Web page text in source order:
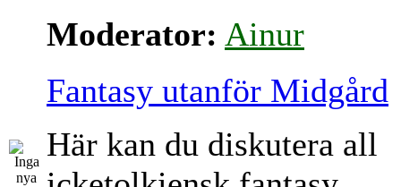
Moderator: Ainur
Fantasy utanför Midgård
Här kan du diskutera all